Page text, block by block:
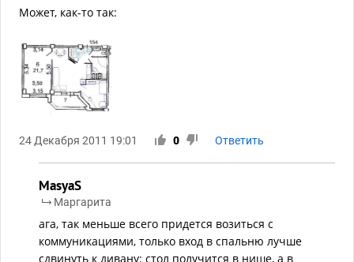
Может, как-то так:
24 Декабря 2011 19:01 0 Ответить
MasyaS
Маргарита
ага, так меньше всего придется возиться с
коммуникациями, только вход в спальню лучше
сдвинуть к дивану: стол получится в нише, а в